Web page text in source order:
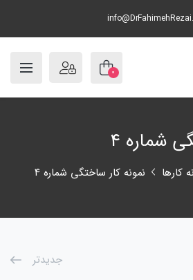
۰
شماره ۴
کارها نمونه کار ساختگی شماره ۴
جدیدتر